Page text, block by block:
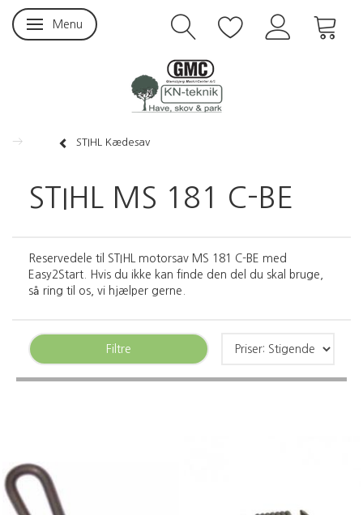
Skifte navigation
Menu
STIHL Kædesav
STIHL MS 181 C-BE
Reservedele til STIHL motorsav MS 181 C-BE med
Easy2Start. Hvis du ikke kan finde den del du skal bruge,
så ring til os, vi hjælper gerne.
Filtre